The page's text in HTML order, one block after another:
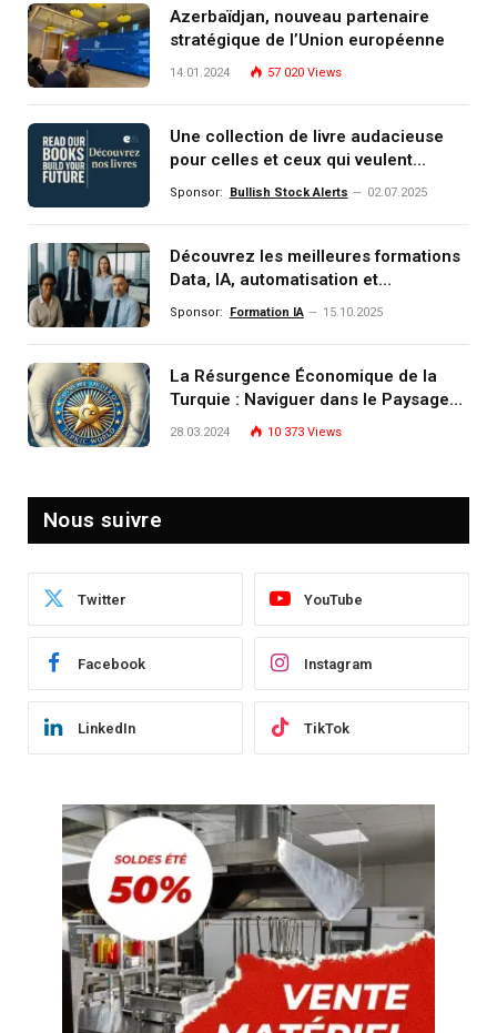
Azerbaïdjan, nouveau partenaire
stratégique de l’Union européenne
14.01.2024 57 020 Views
Une collection de livre audacieuse
pour celles et ceux qui veulent
comprendre, investir et dominer le
Sponsor: Bullish Stock Alerts 02.07.2025
Découvrez les meilleures formations
Data, IA, automatisation et
investissement (gestion de
Sponsor: Formation IA 15.10.2025
La Résurgence Économique de la
Turquie : Naviguer dans le Paysage
Post-Crise
28.03.2024 10 373 Views
Nous suivre
Twitter YouTube
Facebook Instagram
LinkedIn TikTok